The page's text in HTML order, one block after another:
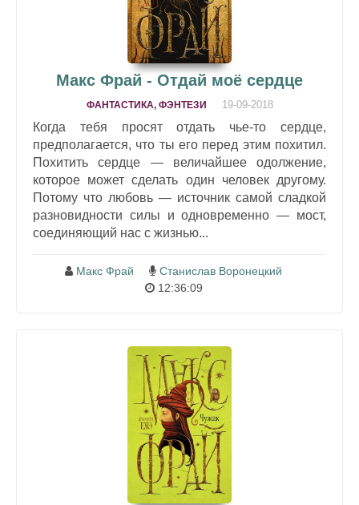
Макс Фрай - Отдай моё сердце
ФАНТАСТИКА, ФЭНТЕЗИ 19-09-2018
Когда тебя просят отдать чье-то сердце,
предполагается, что ты его перед этим похитил.
Похитить сердце — величайшее одолжение,
которое может сделать один человек другому.
Потому что любовь — источник самой сладкой
разновидности силы и одновременно — мост,
соединяющий нас с жизнью...
Макс Фрай
Станислав Воронецкий
12:36:09